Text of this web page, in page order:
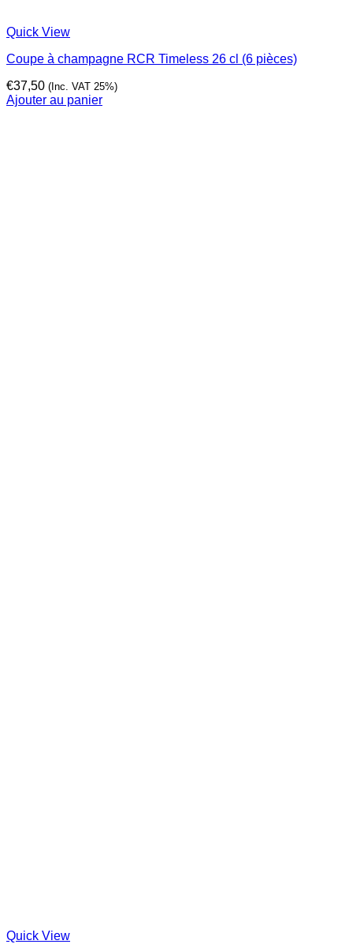
Quick View
Coupe à champagne RCR Timeless 26 cl (6 pièces)
€37,50 (Inc. VAT 25%)
Ajouter au panier
Quick View